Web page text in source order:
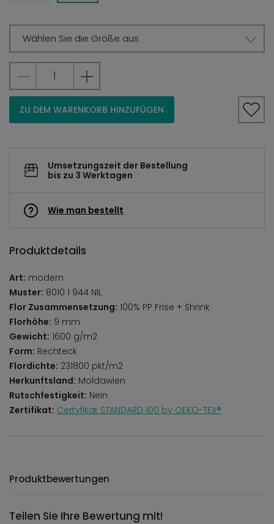
Wählen Sie die Größe aus
ZU DEM WARENKORB HINZUFÜGEN
Umsetzungszeit der Bestellung
bis zu 3 Werktagen
Wie man bestellt
Produktdetails
Art: modern
Muster: 8010 1 944 NIL
Flor Zusammensetzung: 100% PP Frise + Shrink
Florhöhe: 9 mm
Gewicht: 1600 g/m2
Form: Rechteck
Flordichte: 231800 pkt/m2
Herkunftsland: Moldawien
Rutschfestigkeit: Nein
Zertifikat: Certyfikat STANDARD 100 by OEKO-TEX®
Produktbewertungen
Teilen Sie Ihre Bewertung mit!